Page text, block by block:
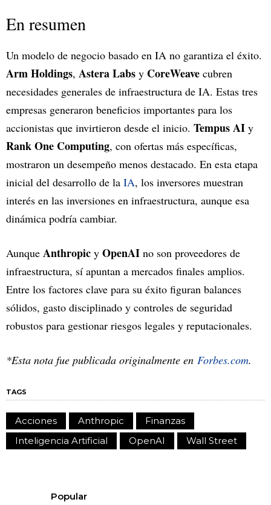
En resumen
Un modelo de negocio basado en IA no garantiza el éxito.
Arm Holdings, Astera Labs y CoreWeave cubren
necesidades generales de infraestructura de IA. Estas tres
empresas generaron beneficios importantes para los
accionistas que invirtieron desde el inicio. Tempus AI y
Rank One Computing, con ofertas más específicas,
mostraron un desempeño menos destacado. En esta etapa
inicial del desarrollo de la IA, los inversores muestran
interés en las inversiones en infraestructura, aunque esa
dinámica podría cambiar.
Aunque Anthropic y OpenAI no son proveedores de
infraestructura, sí apuntan a mercados finales amplios.
Entre los factores clave para su éxito figuran balances
sólidos, gasto disciplinado y controles de seguridad
robustos para gestionar riesgos legales y reputacionales.
*Esta nota fue publicada originalmente en Forbes.com.
TAGS
Acciones Anthropic
Finanzas
Inteligencia Artificial
OpenAI Wall Street
Popular